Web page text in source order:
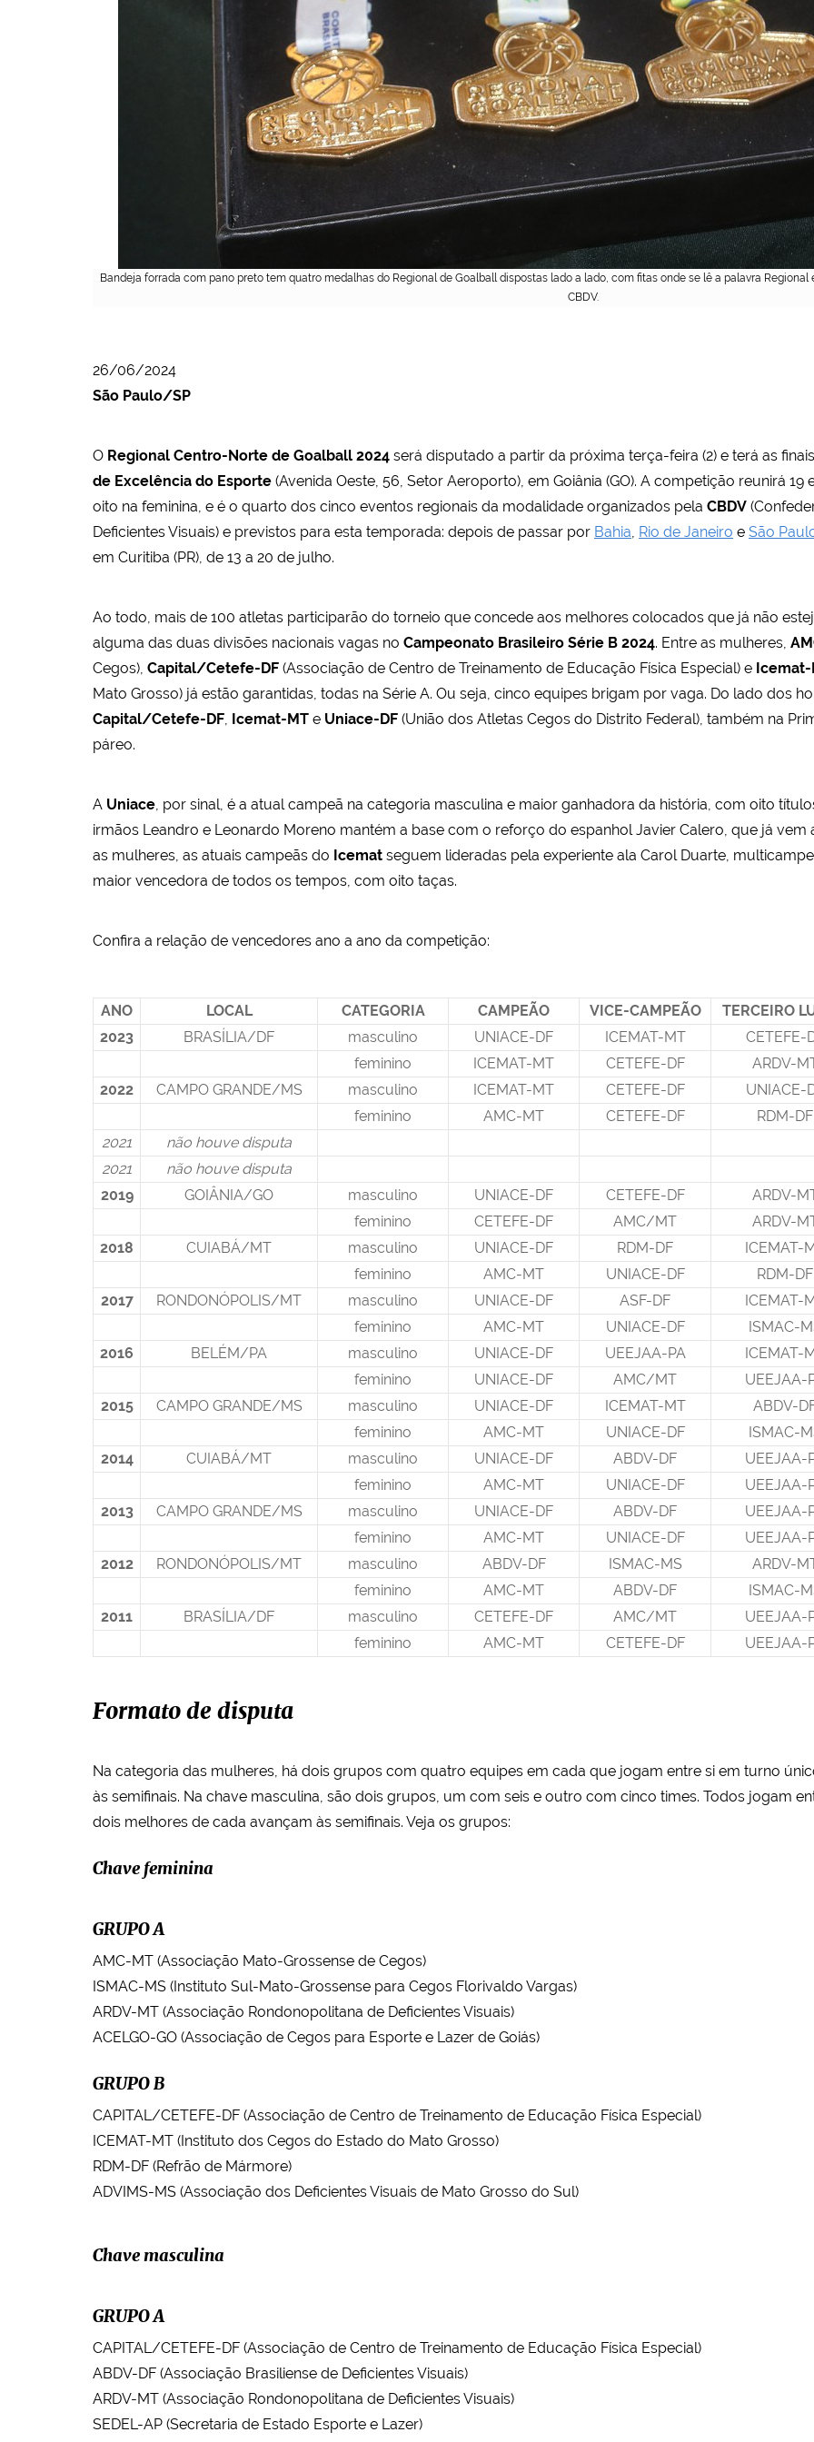
Bandeja forrada com pano preto tem quatro medalhas do Regional de Goalball dispostas lado a lado, com fitas onde se lê a palavra Regional
CBDV.
26/06/2024
São Paulo/SP
O Regional Centro-Norte de Goalball 2024 será disputado a partir da próxima terça-feira (2) e terá as
de Excelência do Esporte (Avenida Oeste, 56, Setor Aeroporto), em Goiânia (GO). A competição reunirá
oito na feminina, e é o quarto dos cinco eventos regionais da modalidade organizados pela CBDV
Deficientes Visuais) e previstos para esta temporada: depois de passar por Bahia, Rio de Janeiro e São
em Curitiba (PR), de 13 a 20 de julho.
Ao todo, mais de 100 atletas participarão do torneio que concede aos melhores colocados que já não
alguma das duas divisões nacionais vagas no Campeonato Brasileiro Série B 2024. Entre as mulheres,
Cegos), Capital/Cetefe-DF (Associação de Centro de Treinamento de Educação Física Especial) e Icemat-
Mato Grosso) já estão garantidas, todas na Série A. Ou seja, cinco equipes brigam por vaga. Do lado dos
Capital/Cetefe-DF, Icemat-MT e Uniace-DF (União dos Atletas Cegos do Distrito Federal), também na
páreo.
A Uniace, por sinal, é a atual campeã na categoria masculina e maior ganhadora da história, com oito
irmãos Leandro e Leonardo Moreno mantém a base com o reforço do espanhol Javier Calero, que já vem
as mulheres, as atuais campeãs do Icemat seguem lideradas pela experiente ala Carol Duarte,
maior vencedora de todos os tempos, com oito taças.
Confira a relação de vencedores ano a ano da competição:
ANO LOCAL CATEGORIA CAMPEÃO VICE-CAMPEÃO
TERCEIRO
2023
BRASÍLIA/DF masculino UNIACE-DF ICEMAT-MT
CETEFE-
feminino
ICEMAT-MT CETEFE-DF
ARDV-
2022
CAMPO GRANDE/MS masculino ICEMAT-MT CETEFE-DF
UNIACE-
feminino
AMC-MT CETEFE-DF
RDM-DF
2021
não houve disputa
2021
não houve disputa
2019
GOIÂNIA/GO masculino UNIACE-DF CETEFE-DF
ARDV-
feminino
CETEFE-DF AMC/MT
ARDV-
2018
CUIABÁ/MT masculino UNIACE-DF RDM-DF
ICEMAT-
feminino
AMC-MT UNIACE-DF
RDM-DF
2017
RONDONÓPOLIS/MT masculino UNIACE-DF ASF-DF
ICEMAT-
feminino
AMC-MT UNIACE-DF
ISMAC-
2016
BELÉM/PA masculino UNIACE-DF UEEJAA-PA
ICEMAT-
feminino
UNIACE-DF AMC/MT
UEEJAA-
2015
CAMPO GRANDE/MS masculino UNIACE-DF ICEMAT-MT
ABDV-
feminino
AMC-MT UNIACE-DF
ISMAC-
2014
CUIABÁ/MT masculino UNIACE-DF ABDV-DF
UEEJAA-
feminino
AMC-MT UNIACE-DF
UEEJAA-
2013
CAMPO GRANDE/MS masculino UNIACE-DF ABDV-DF
UEEJAA-
feminino
AMC-MT UNIACE-DF
UEEJAA-
2012
RONDONÓPOLIS/MT masculino ABDV-DF ISMAC-MS
ARDV-
feminino
AMC-MT ABDV-DF
ISMAC-
2011
BRASÍLIA/DF masculino CETEFE-DF AMC/MT
UEEJAA-
feminino
AMC-MT CETEFE-DF UEEJAA-
Formato de disputa
Na categoria das mulheres, há dois grupos com quatro equipes em cada que jogam entre si em turno
às semifinais. Na chave masculina, são dois grupos, um com seis e outro com cinco times. Todos jogam
dois melhores de cada avançam às semifinais. Veja os grupos:
Chave feminina
GRUPO A
AMC-MT (Associação Mato-Grossense de Cegos)
ISMAC-MS (Instituto Sul-Mato-Grossense para Cegos Florivaldo Vargas)
ARDV-MT (Associação Rondonopolitana de Deficientes Visuais)
ACELGO-GO (Associação de Cegos para Esporte e Lazer de Goiás)
GRUPO B
CAPITAL/CETEFE-DF (Associação de Centro de Treinamento de Educação Física Especial)
ICEMAT-MT (Instituto dos Cegos do Estado do Mato Grosso)
RDM-DF (Refrão de Mármore)
ADVIMS-MS (Associação dos Deficientes Visuais de Mato Grosso do Sul)
Chave masculina
GRUPO A
CAPITAL/CETEFE-DF (Associação de Centro de Treinamento de Educação Física Especial)
ABDV-DF (Associação Brasiliense de Deficientes Visuais)
ARDV-MT (Associação Rondonopolitana de Deficientes Visuais)
SEDEL-AP (Secretaria de Estado Esporte e Lazer)